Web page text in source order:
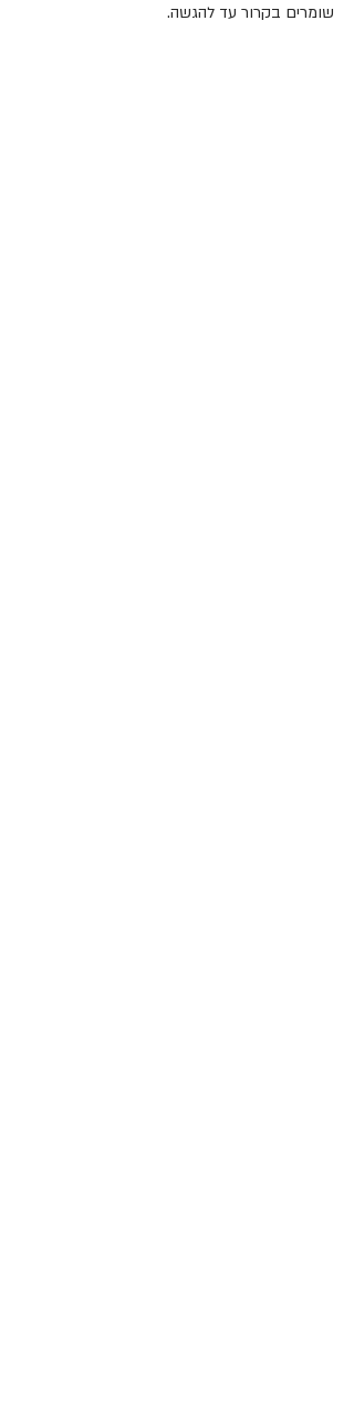
שומרים בקרור עד להגשה.